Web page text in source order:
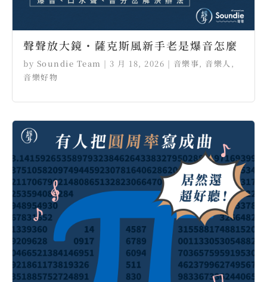
聲聲放大鏡・薩克斯風新手老是爆音怎麼
by Soundie Team | 3 月 18, 2026 | 音樂事, 音樂人 ,
音樂好物